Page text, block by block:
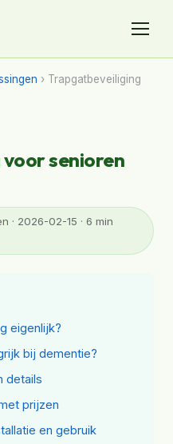
› Trapgatbeveiliging
senioren
· 2026-02-15 · 6 min
eigenlijk?
bij dementie?
details
prijzen
en gebruik